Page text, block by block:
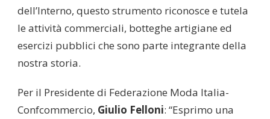
dell’Interno, questo strumento riconosce e tutela
le attività commerciali, botteghe artigiane ed
esercizi pubblici che sono parte integrante della
nostra storia.
Per il Presidente di Federazione Moda Italia-
Confcommercio, Giulio Felloni: “Esprimo una